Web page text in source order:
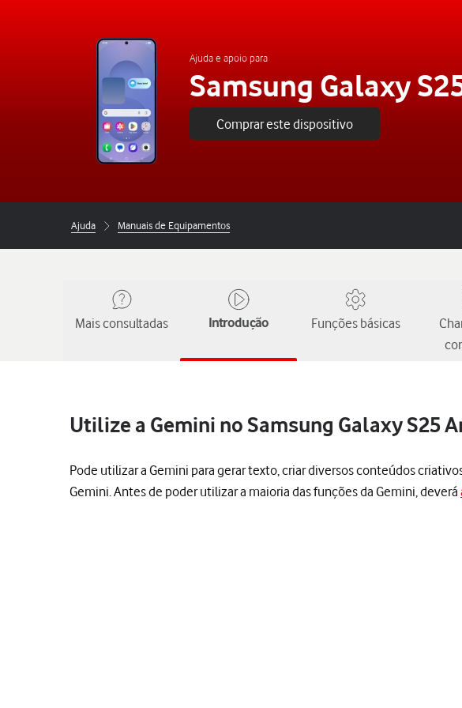
Ajuda e apoio para
Samsung Galaxy
Comprar este dispositivo
Ajuda Manuais de Equipamentos
Mais consultadas Introdução Funções básicas
Utilize a Gemini no Samsung Galaxy S25
Pode utilizar a Gemini para gerar texto, criar diversos conteúdos
Gemini. Antes de poder utilizar a maioria das funções da Gemini, deverá